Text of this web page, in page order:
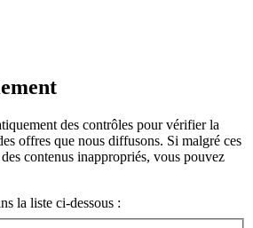
des contrôles pour vérifier la
offres que nous diffusons. Si malgré ces
contenus inappropriés, vous pouvez
la liste ci-dessous :